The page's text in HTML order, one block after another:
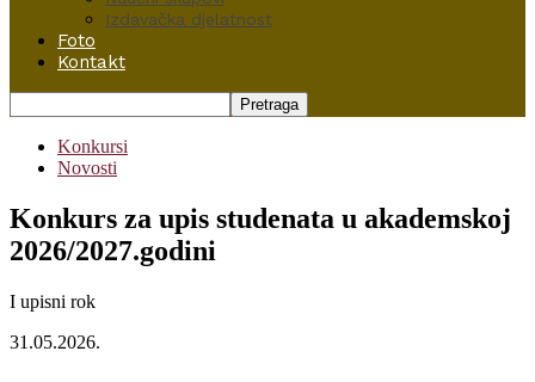
Izdavačka djelatnost
Foto
Kontakt
Konkursi
Novosti
Konkurs za upis studenata u akademskoj
2026/2027.godini
I upisni rok
31.05.2026.